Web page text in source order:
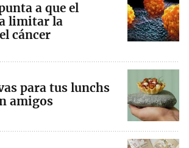
a que el
limitar la
cáncer
para tus lunchs
amigos